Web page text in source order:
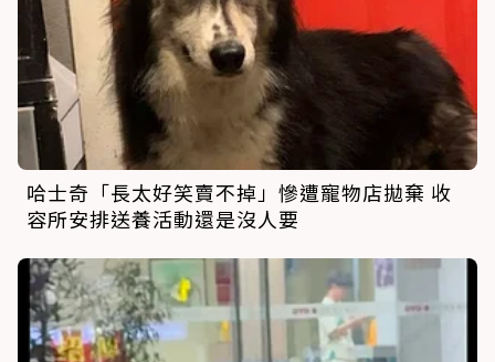
哈士奇「長太好笑賣不掉」慘遭寵物店拋棄 收
容所安排送養活動還是沒人要